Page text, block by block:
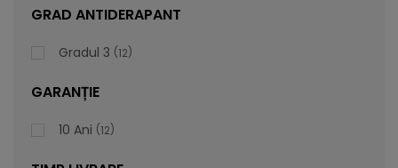
Cădiță De Duș Dalia, Gri, Cu Sifon Inclus
GRAD ANTIDERAPANT
Gradul 3 12
GARANȚIE
10 Ani 12